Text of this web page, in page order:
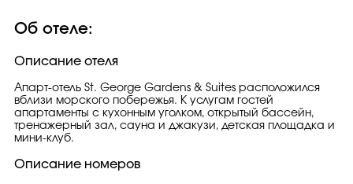
Об отеле:
Описание отеля
Апарт-отель St. George Gardens & Suites расположился
вблизи морского побережья. К услугам гостей
апартаменты с кухонным уголком, открытый бассейн,
тренажерный зал, сауна и джакузи, детская площадка и
мини-клуб.
Описание номеров